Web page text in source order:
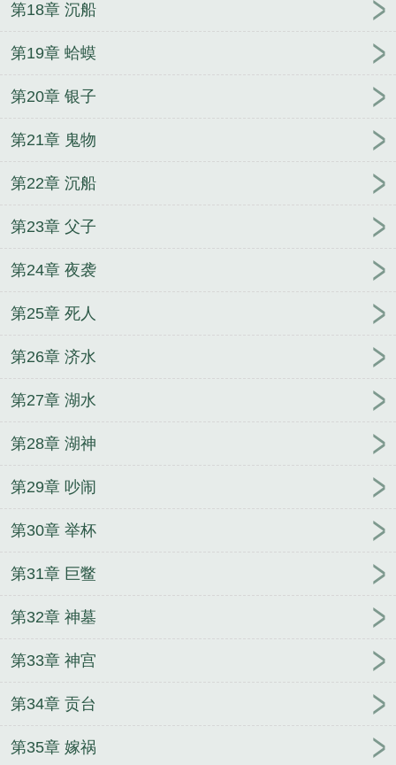
第18章 沉船
第19章 蛤蟆
第20章 银子
第21章 鬼物
第22章 沉船
第23章 父子
第24章 夜袭
第25章 死人
第26章 济水
第27章 湖水
第28章 湖神
第29章 吵闹
第30章 举杯
第31章 巨鳖
第32章 神墓
第33章 神宫
第34章 贡台
第35章 嫁祸